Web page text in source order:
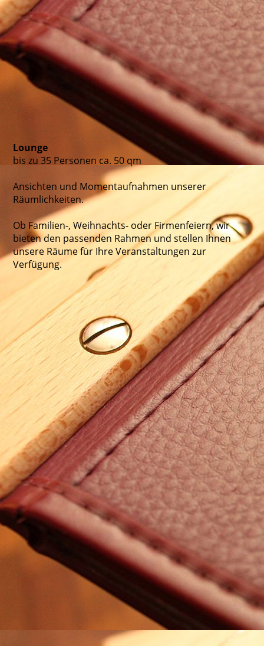
Lounge
bis zu 35 Personen ca. 50 qm
Ansichten und Momentaufnahmen unserer
Räumlichkeiten.
Ob Familien-, Weihnachts- oder Firmenfeiern, wir
bieten den passenden Rahmen und stellen Ihnen
unsere Räume für Ihre Veranstaltungen zur
Verfügung.